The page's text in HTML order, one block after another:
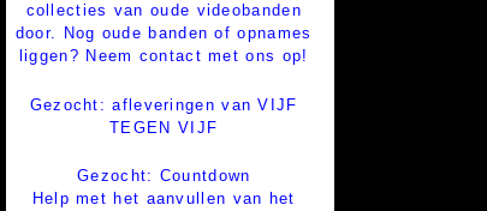
collecties van oude videobanden
door. Nog oude banden of opnames
liggen? Neem contact met ons op!
Gezocht: afleveringen van VIJF
TEGEN VIJF
Gezocht: Countdown
Help met het aanvullen van het